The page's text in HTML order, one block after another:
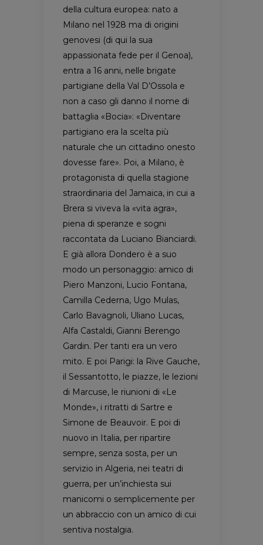
della cultura europea: nato a
Milano nel 1928 ma di origini
genovesi (di qui la sua
appassionata fede per il Genoa),
entra a 16 anni, nelle brigate
partigiane della Val D’Ossola e
non a caso gli danno il nome di
battaglia «Bocia»: «Diventare
partigiano era la scelta più
naturale che un cittadino onesto
dovesse fare». Poi, a Milano, è
protagonista di quella stagione
straordinaria del Jamaica, in cui a
Brera si viveva la «vita agra»,
piena di speranze e sogni
raccontata da Luciano Bianciardi.
E già allora Dondero è a suo
modo un personaggio: amico di
Piero Manzoni, Lucio Fontana,
Camilla Cederna, Ugo Mulas,
Carlo Bavagnoli, Uliano Lucas,
Alfa Castaldi, Gianni Berengo
Gardin. Per tanti era un vero
mito. E poi Parigi: la Rive Gauche,
il Sessantotto, le piazze, le lezioni
di Marcuse, le riunioni di «Le
Monde», i ritratti di Sartre e
Simone de Beauvoir. E poi di
nuovo in Italia, per ripartire
sempre, senza sosta, per un
servizio in Algeria, nei teatri di
guerra, per un’inchiesta sui
manicomi o semplicemente per
un abbraccio con un amico di cui
sentiva nostalgia.